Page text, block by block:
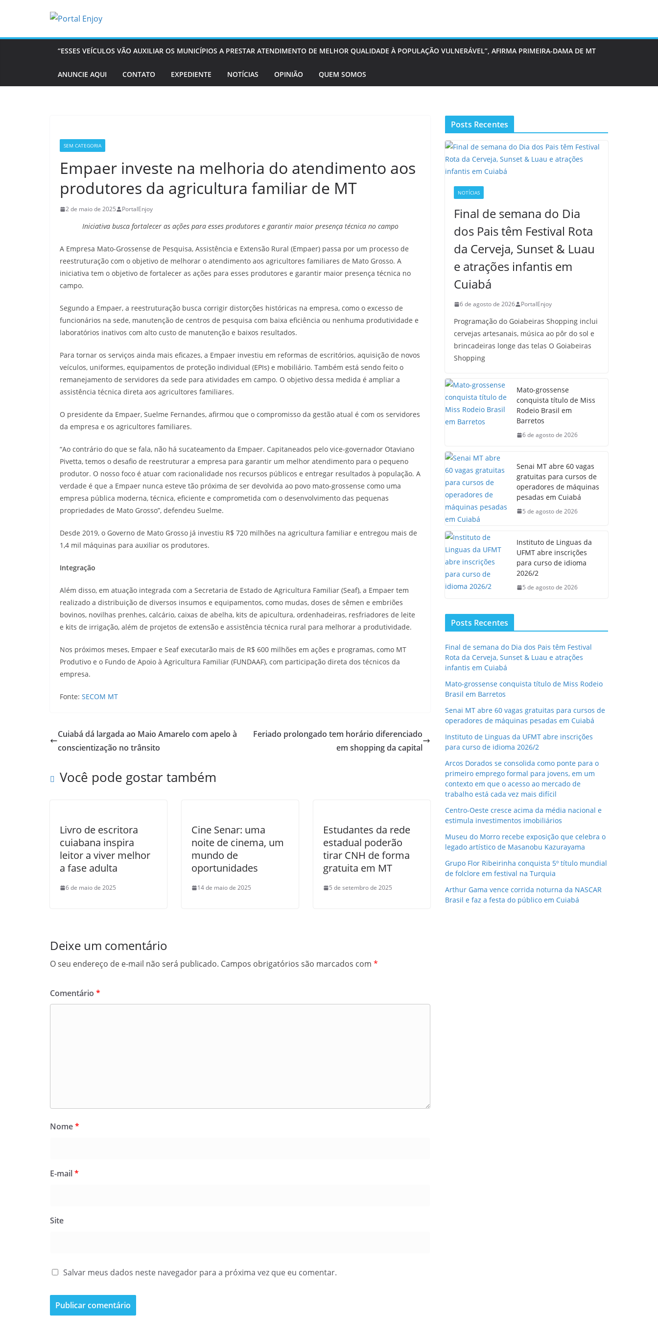
“ESSES VEÍCULOS VÃO AUXILIAR OS MUNICÍPIOS A PRESTAR ATENDIMENTO DE MELHOR QUALIDADE À POPULAÇÃO VULNERÁVEL”, AFIRMA PRIMEIRA-DAMA DE MT
ANUNCIE AQUI CONTATO EXPEDIENTE NOTÍCIAS OPINIÃO QUEM SOMOS
SEM CATEGORIA
Empaer investe na melhoria do atendimento aos
produtores da agricultura familiar de MT
2 de maio de 2025 PortalEnjoy
Iniciativa busca fortalecer as ações para esses produtores e garantir maior presença técnica no campo
A Empresa Mato-Grossense de Pesquisa, Assistência e Extensão Rural (Empaer) passa por um processo de
reestruturação com o objetivo de melhorar o atendimento aos agricultores familiares de Mato Grosso. A
iniciativa tem o objetivo de fortalecer as ações para esses produtores e garantir maior presença técnica no
campo.
Segundo a Empaer, a reestruturação busca corrigir distorções históricas na empresa, como o excesso de
funcionários na sede, manutenção de centros de pesquisa com baixa eficiência ou nenhuma produtividade e
laboratórios inativos com alto custo de manutenção e baixos resultados.
Para tornar os serviços ainda mais eficazes, a Empaer investiu em reformas de escritórios, aquisição de novos
veículos, uniformes, equipamentos de proteção individual (EPIs) e mobiliário. Também está sendo feito o
remanejamento de servidores da sede para atividades em campo. O objetivo dessa medida é ampliar a
assistência técnica direta aos agricultores familiares.
O presidente da Empaer, Suelme Fernandes, afirmou que o compromisso da gestão atual é com os servidores
da empresa e os agricultores familiares.
“Ao contrário do que se fala, não há sucateamento da Empaer. Capitaneados pelo vice-governador Otaviano
Pivetta, temos o desafio de reestruturar a empresa para garantir um melhor atendimento para o pequeno
produtor. O nosso foco é atuar com racionalidade nos recursos públicos e entregar resultados à população. A
verdade é que a Empaer nunca esteve tão próxima de ser devolvida ao povo mato-grossense como uma
empresa pública moderna, técnica, eficiente e comprometida com o desenvolvimento das pequenas
propriedades de Mato Grosso”, defendeu Suelme.
Desde 2019, o Governo de Mato Grosso já investiu R$ 720 milhões na agricultura familiar e entregou mais de
1,4 mil máquinas para auxiliar os produtores.
Integração
Além disso, em atuação integrada com a Secretaria de Estado de Agricultura Familiar (Seaf), a Empaer tem
realizado a distribuição de diversos insumos e equipamentos, como mudas, doses de sêmen e embriões
bovinos, novilhas prenhes, calcário, caixas de abelha, kits de apicultura, ordenhadeiras, resfriadores de leite
e kits de irrigação, além de projetos de extensão e assistência técnica rural para melhorar a produtividade.
Nos próximos meses, Empaer e Seaf executarão mais de R$ 600 milhões em ações e programas, como MT
Produtivo e o Fundo de Apoio à Agricultura Familiar (FUNDAAF), com participação direta dos técnicos da
empresa.
Fonte: SECOM MT
Cuiabá dá largada ao Maio Amarelo com apelo à
conscientização no trânsito
Feriado prolongado tem horário diferenciado
em shopping da capital
Você pode gostar também
Livro de escritora
cuiabana inspira
leitor a viver melhor
a fase adulta
6 de maio de 2025
Cine Senar: uma
noite de cinema, um
mundo de
oportunidades
14 de maio de 2025
Estudantes da rede
estadual poderão
tirar CNH de forma
gratuita em MT
5 de setembro de 2025
Deixe um comentário
O seu endereço de e-mail não será publicado. Campos obrigatórios são marcados com *
Comentário *
Nome*
E-mail*
Site
Salvar meus dados neste navegador para a próxima vez que eu comentar.
Posts Recentes
NOTÍCIAS
Final de semana do Dia
dos Pais têm Festival Rota
da Cerveja, Sunset & Luau
e atrações infantis em
Cuiabá
6 de agosto de 2026 PortalEnjoy
Programação do Goiabeiras Shopping inclui
cervejas artesanais, música ao pôr do sol e
brincadeiras longe das telas O Goiabeiras
Shopping
Mato-grossense
conquista título de Miss
Rodeio Brasil em
Barretos
6 de agosto de 2026
Senai MT abre 60 vagas
gratuitas para cursos de
operadores de máquinas
pesadas em Cuiabá
5 de agosto de 2026
Instituto de Linguas da
UFMT abre inscrições
para curso de idioma
2026/2
5 de agosto de 2026
Posts Recentes
Final de semana do Dia dos Pais têm Festival
Rota da Cerveja, Sunset & Luau e atrações
infantis em Cuiabá
Mato-grossense conquista título de Miss Rodeio
Brasil em Barretos
Senai MT abre 60 vagas gratuitas para cursos de
operadores de máquinas pesadas em Cuiabá
Instituto de Linguas da UFMT abre inscrições
para curso de idioma 2026/2
Arcos Dorados se consolida como ponte para o
primeiro emprego formal para jovens, em um
contexto em que o acesso ao mercado de
trabalho está cada vez mais difícil
Centro-Oeste cresce acima da média nacional e
estimula investimentos imobiliários
Museu do Morro recebe exposição que celebra o
legado artístico de Masanobu Kazurayama
Grupo Flor Ribeirinha conquista 5º título mundial
de folclore em festival na Turquia
Arthur Gama vence corrida noturna da NASCAR
Brasil e faz a festa do público em Cuiabá